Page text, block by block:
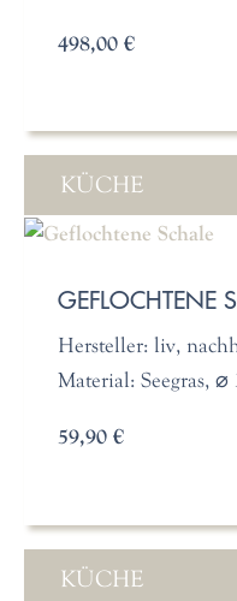
498,00 €
KÜCHE
GEFLOCHTENE
Hersteller: liv,
Material: Seegras, ⌀
59,90 €
KÜCHE